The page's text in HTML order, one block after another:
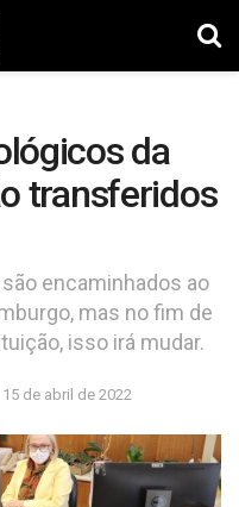
da
transferidos
encaminhados ao
mas no fim de
isso irá mudar.
15 de abril de 2022